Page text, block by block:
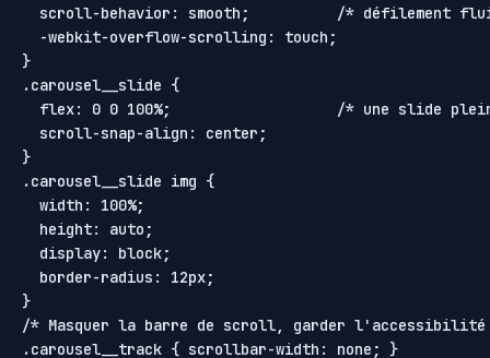
scroll-behavior: smooth;          /* défilement
  -webkit-overflow-scrolling: touch;
}
.carousel__slide {
flex: 0 0 100%;                   /* une slide
  scroll-snap-align: center;
}
.carousel__slide img {
  width: 100%;
  height: auto;
  display: block;
  border-radius: 12px;
}
/* Masquer la barre de scroll, garder
.carousel__track { scrollbar-width: none; }